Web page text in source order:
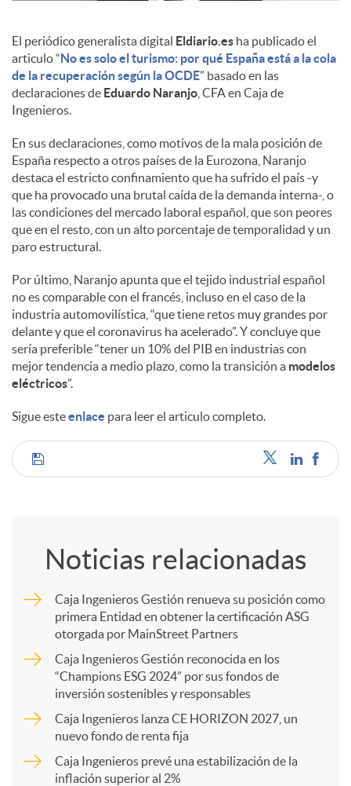
c
o
n
t
e
n
i
d
o
El periódico generalista digital Eldiario.es ha publicado el
articulo “No es solo el turismo: por qué España está a la cola
de la recuperación según la OCDE” basado en las
declaraciones de Eduardo Naranjo , CFA en Caja de
Ingenieros.
En sus declaraciones, como motivos de la mala posición de
España respecto a otros países de la Eurozona, Naranjo
destaca el estricto confinamiento que ha sufrido el país -y
que ha provocado una brutal caída de la demanda interna-, o
las condiciones del mercado laboral español, que son peores
que en el resto, con un alto porcentaje de temporalidad y un
paro estructural.
Por último, Naranjo apunta que el tejido industrial español
no es comparable con el francés, incluso en el caso de la
industria automovilística, “que tiene retos muy grandes por
delante y que el coronavirus ha acelerado”. Y concluye que
sería preferible “tener un 10% del PIB en industrias con
mejor tendencia a medio plazo, como la transición a modelos
eléctricos”.
Sigue esteenlace para leer el articulo completo.
C
r
Noticias relacionadas
Caja Ingenieros Gestión renueva su posición como
primera Entidad en obtener la certificación ASG
otorgada por MainStreet Partners
Caja Ingenieros Gestión reconocida en los
“Champions ESG 2024” por sus fondos de
inversión sostenibles y responsables
Caja Ingenieros lanza CE HORIZON 2027, un
nuevo fondo de renta fija
Caja Ingenieros prevé una estabilización de la
inflación superior al 2%